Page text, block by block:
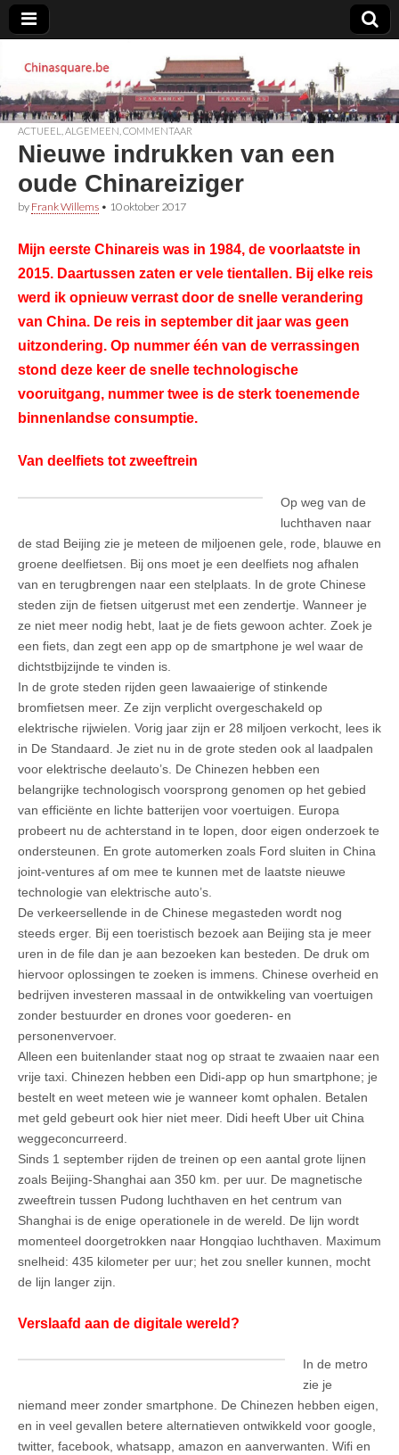
Chinasquare.be
ACTUEEL ALGEMEEN COMMENTAAR
Nieuwe indrukken van een
oude Chinareiziger
by Frank Willems • 10 oktober 2017
Mijn eerste Chinareis was in 1984, de voorlaatste in
2015. Daartussen zaten er vele tientallen. Bij elke reis
werd ik opnieuw verrast door de snelle verandering
van China. De reis in september dit jaar was geen
uitzondering. Op nummer één van de verrassingen
stond deze keer de snelle technologische
vooruitgang, nummer twee is de sterk toenemende
binnenlandse consumptie.
Van deelfiets tot zweeftrein
Op weg van de
luchthaven naar
de stad Beijing zie je meteen de miljoenen gele, rode, blauwe en
groene deelfietsen. Bij ons moet je een deelfiets nog afhalen
van en terugbrengen naar een stelplaats. In de grote Chinese
steden zijn de fietsen uitgerust met een zendertje. Wanneer je
ze niet meer nodig hebt, laat je de fiets gewoon achter. Zoek je
een fiets, dan zegt een app op de smartphone je wel waar de
dichtstbijzijnde te vinden is.
In de grote steden rijden geen lawaaierige of stinkende
bromfietsen meer. Ze zijn verplicht overgeschakeld op
elektrische rijwielen. Vorig jaar zijn er 28 miljoen verkocht, lees ik
in De Standaard. Je ziet nu in de grote steden ook al laadpalen
voor elektrische deelauto’s. De Chinezen hebben een
belangrijke technologisch voorsprong genomen op het gebied
van efficiënte en lichte batterijen voor voertuigen. Europa
probeert nu de achterstand in te lopen, door eigen onderzoek te
ondersteunen. En grote automerken zoals Ford sluiten in China
joint-ventures af om mee te kunnen met de laatste nieuwe
technologie van elektrische auto’s.
De verkeersellende in de Chinese megasteden wordt nog
steeds erger. Bij een toeristisch bezoek aan Beijing sta je meer
uren in de file dan je aan bezoeken kan besteden. De druk om
hiervoor oplossingen te zoeken is immens. Chinese overheid en
bedrijven investeren massaal in de ontwikkeling van voertuigen
zonder bestuurder en drones voor goederen- en
personenvervoer.
Alleen een buitenlander staat nog op straat te zwaaien naar een
vrije taxi. Chinezen hebben een Didi-app op hun smartphone; je
bestelt en weet meteen wie je wanneer komt ophalen. Betalen
met geld gebeurt ook hier niet meer. Didi heeft Uber uit China
weggeconcurreerd.
Sinds 1 september rijden de treinen op een aantal grote lijnen
zoals Beijing-Shanghai aan 350 km. per uur. De magnetische
zweeftrein tussen Pudong luchthaven en het centrum van
Shanghai is de enige operationele in de wereld. De lijn wordt
momenteel doorgetrokken naar Hongqiao luchthaven. Maximum
snelheid: 435 kilometer per uur; het zou sneller kunnen, mocht
de lijn langer zijn.
Verslaafd aan de digitale wereld?
In de metro
zie je
niemand meer zonder smartphone. De Chinezen hebben eigen,
en in veel gevallen betere alternatieven ontwikkeld voor google,
twitter, facebook, whatsapp, amazon en aanverwanten. Wifi en